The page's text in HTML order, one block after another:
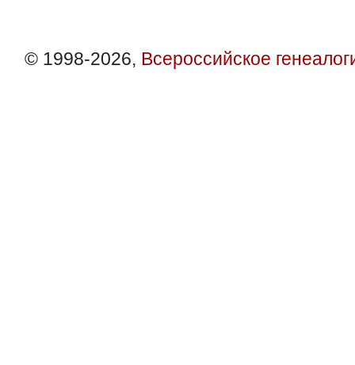
© 1998-2026, Всероссийское